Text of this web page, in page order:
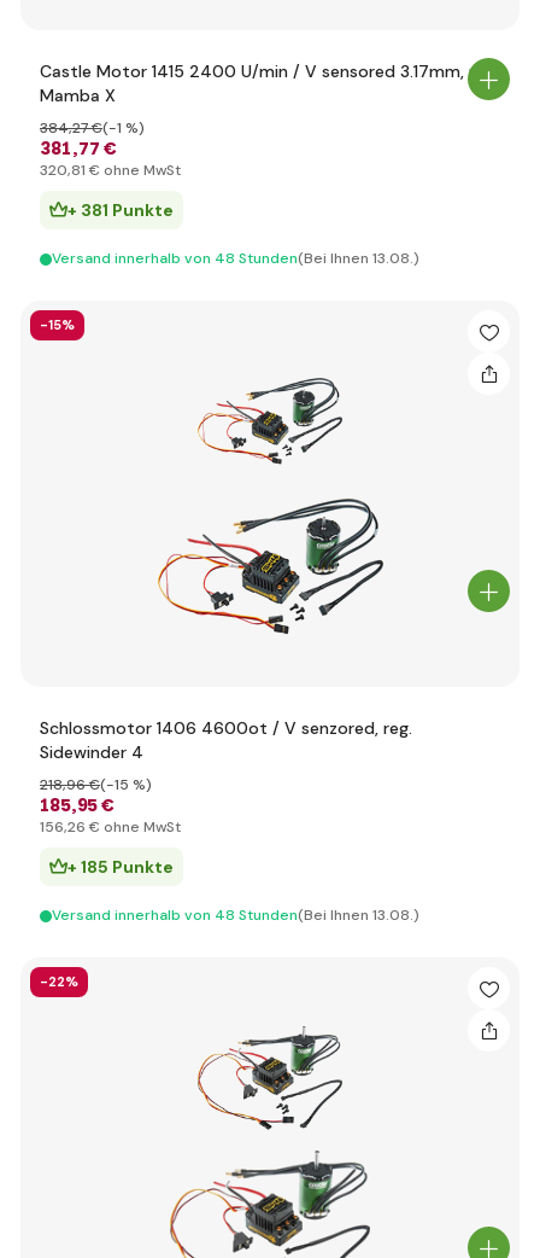
Castle Motor 1415 2400 U/min / V sensored 3.17mm, reg.
Mamba X
381,77 €
384,27 €(-1 %)
320,81 € ohne MwSt
+ 381 Punkte
Versand innerhalb von 48 Stunden(Bei Ihnen 13.08.)
-15%
Schlossmotor 1406 4600ot / V senzored, reg.
Sidewinder 4
185,95 €
218,96 €(-15 %)
156,26 € ohne MwSt
+ 185 Punkte
Versand innerhalb von 48 Stunden(Bei Ihnen 13.08.)
-22%